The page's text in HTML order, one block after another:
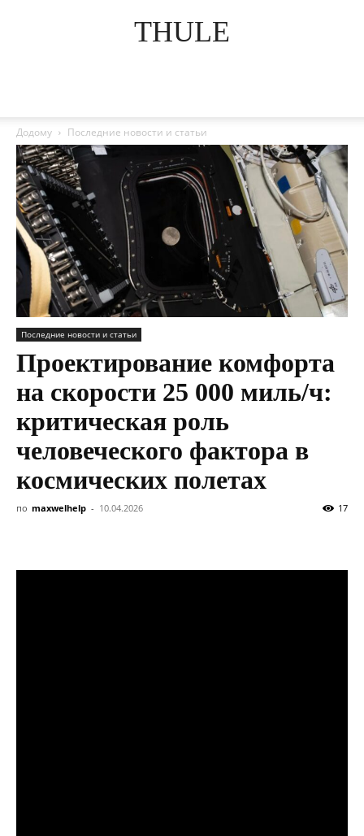
THULE
Додому Последние новости и статьи
Последние новости и статьи
Проектирование комфорта
на скорости 25 000 миль/ч:
критическая роль
человеческого фактора в
космических полетах
по maxwelhelp - 10.04.2026 17